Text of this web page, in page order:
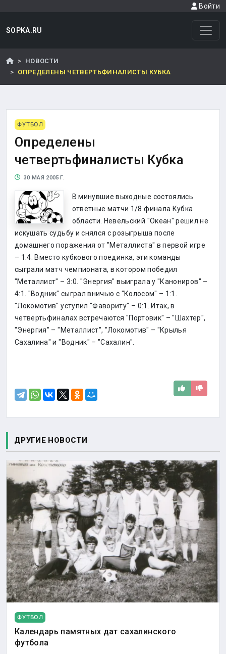
Войти
SOPKA.RU
НОВОСТИ
ОПРЕДЕЛЕНЫ ЧЕТВЕРТЬФИНАЛИСТЫ КУБКА
ФУТБОЛ
Определены
четвертьфиналисты Кубка
30 МАЯ 2005 Г.
В минувшие выходные состоялись
ответные матчи 1/8 финала Кубка
области. Невельский "Океан" решил не
искушать судьбу и снялся с розыгрыша после
домашнего поражения от "Металлиста" в первой игре
– 1:4. Вместо кубкового поединка, эти команды
сыграли матч чемпионата, в котором победил
"Металлист" – 3:0. "Энергия" выиграла у "Канониров" –
4:1. "Водник" сыграл вничью с "Колосом" – 1:1.
"Локомотив" уступил "Фавориту" – 0:1. Итак, в
четвертьфиналах встречаются "Портовик" – "Шахтер",
"Энергия" – "Металлист", "Локомотив" – "Крылья
Сахалина" и "Водник" – "Сахалин".
ДРУГИЕ НОВОСТИ
ФУТБОЛ
Календарь памятных дат сахалинского
футбола